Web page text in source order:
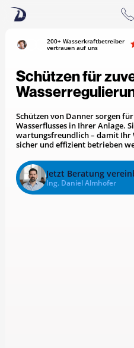
main
200+ Wasserkraftbetreiber
vertrauen auf uns
Schützen für
Schützen von Danner sorgen
Wasserflusses in Ihrer Anlage.
wartungsfreundlich – damit
sicher und effizient betrieben
Jetzt Beratung
Ing. Daniel Almhofer